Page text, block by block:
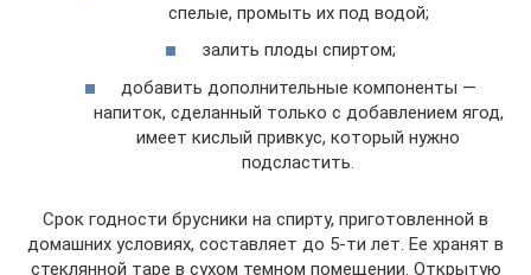
спелые, промыть их под водой;
залить плоды спиртом;
добавить дополнительные компоненты —
напиток, сделанный только с добавлением ягод,
имеет кислый привкус, который нужно
подсластить.
Срок годности брусники на спирту, приготовленной в
домашних условиях, составляет до 5-ти лет. Ее хранят в
стеклянной таре в сухом темном помещении. Открытую